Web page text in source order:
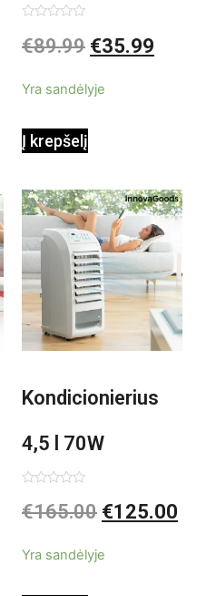
elektrinis
Shiatsu
0
iš
€89.99 €35.99
Yra sandėlyje
Į krepšelį
Kondicionierius
4,5 l 70W
nešiojamas,
0
iš
€165.00 €125.00
Yra sandėlyje